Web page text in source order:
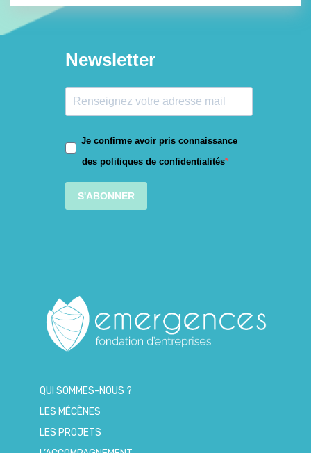
Newsletter
Je confirme avoir pris connaissance
des politiques de confidentialités
S'ABONNER
QUI SOMMES-NOUS ?
LES MÉCÈNES
LES PROJETS